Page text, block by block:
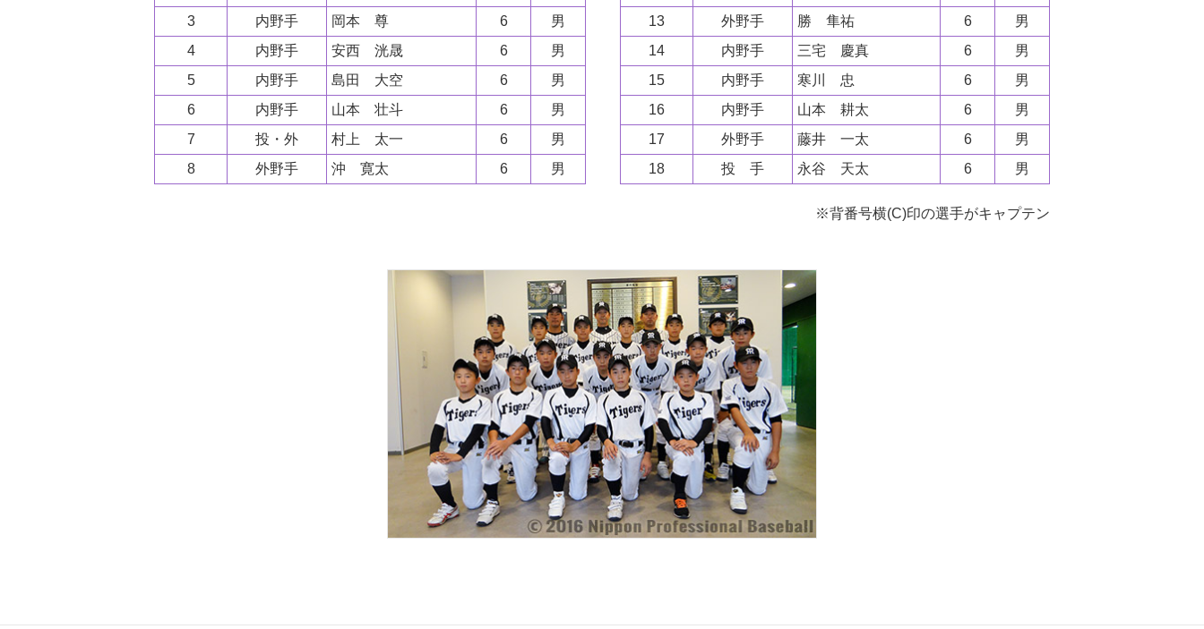
3
内野手 岡本 尊 6
男
4
内野手 安西 洸晟 6
男
5
内野手 島田 大空 6
男
6
内野手 山本 壮斗 6
男
7
投・外 村上 太一 6
男
8
外野手 沖 寛太 6 男
13
外野手 勝 隼祐 6
男
14
内野手 三宅 慶真 6
男
15
内野手 寒川 忠 6
男
16
内野手 山本 耕太 6
男
17
外野手 藤井 一太 6
男
18
投 手 永谷 天太 6 男
※背番号横(C)印の選手がキャプテン